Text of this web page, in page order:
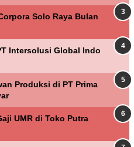
Solo Raya Bulan
Intersolusi Global Indo
Produksi di PT Prima
UMR di Toko Putra